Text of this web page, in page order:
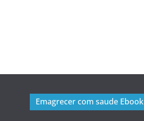
Emagrecer com saude Ebook